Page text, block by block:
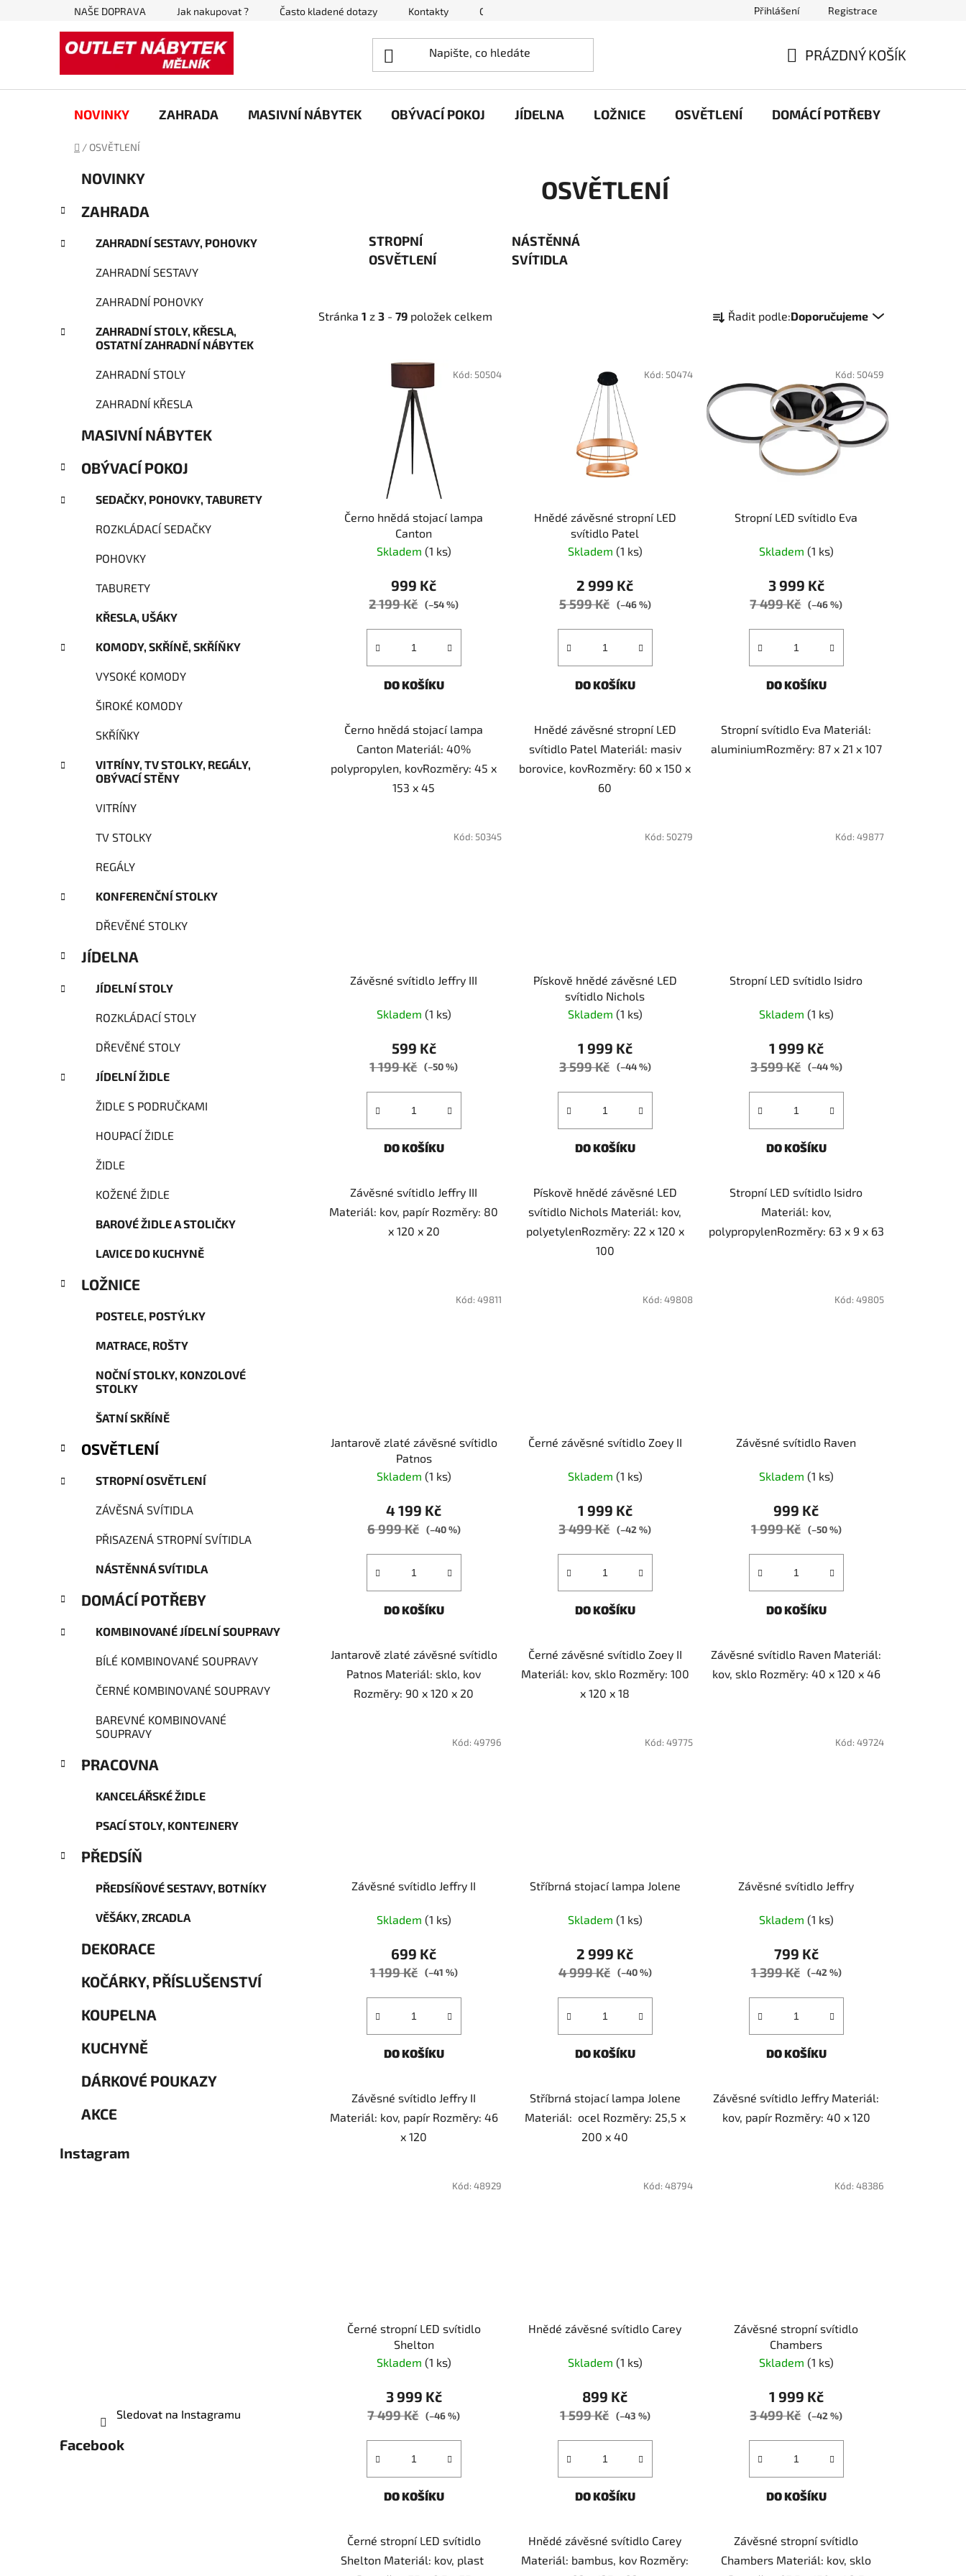
NAŠE DOPRAVA Jak nakupovat ? Často kladené dotazy Kontakty Obchodní podmínky Náš příběh Články
Přihlášení Registrace
KOŠÍK
PRÁZDNÝ KOŠÍK
NOVINKY ZAHRADA MASIVNÍ NÁBYTEK OBÝVACÍ POKOJ JÍDELNA LOŽNICE OSVĚTLENÍ DOMÁCÍ POTŘEBY
Domů
/ OSVĚTLENÍ
s
r
p
kategorie
e
o
NOVINKY
ZAHRADA
ZAHRADNÍ SESTAVY, POHOVKY
ZAHRADNÍ SESTAVY
ZAHRADNÍ POHOVKY
ZAHRADNÍ STOLY, KŘESLA,
OSTATNÍ ZAHRADNÍ NÁBYTEK
ZAHRADNÍ STOLY
ZAHRADNÍ KŘESLA
MASIVNÍ NÁBYTEK
OBÝVACÍ POKOJ
SEDAČKY, POHOVKY, TABURETY
ROZKLÁDACÍ SEDAČKY
POHOVKY
TABURETY
KŘESLA, UŠÁKY
KOMODY, SKŘÍNĚ, SKŘÍŇKY
VYSOKÉ KOMODY
ŠIROKÉ KOMODY
SKŘÍŇKY
VITRÍNY, TV STOLKY, REGÁLY,
OBÝVACÍ STĚNY
VITRÍNY
TV STOLKY
REGÁLY
KONFERENČNÍ STOLKY
DŘEVĚNÉ STOLKY
JÍDELNA
JÍDELNÍ STOLY
ROZKLÁDACÍ STOLY
DŘEVĚNÉ STOLY
JÍDELNÍ ŽIDLE
ŽIDLE S PODRUČKAMI
HOUPACÍ ŽIDLE
ŽIDLE
KOŽENÉ ŽIDLE
BAROVÉ ŽIDLE A STOLIČKY
LAVICE DO KUCHYNĚ
LOŽNICE
POSTELE, POSTÝLKY
MATRACE, ROŠTY
NOČNÍ STOLKY, KONZOLOVÉ
STOLKY
ŠATNÍ SKŘÍNĚ
OSVĚTLENÍ
STROPNÍ OSVĚTLENÍ
ZÁVĚSNÁ SVÍTIDLA
PŘISAZENÁ STROPNÍ SVÍTIDLA
NÁSTĚNNÁ SVÍTIDLA
DOMÁCÍ POTŘEBY
KOMBINOVANÉ JÍDELNÍ SOUPRAVY
BÍLÉ KOMBINOVANÉ SOUPRAVY
ČERNÉ KOMBINOVANÉ SOUPRAVY
BAREVNÉ KOMBINOVANÉ
SOUPRAVY
PRACOVNA
KANCELÁŘSKÉ ŽIDLE
PSACÍ STOLY, KONTEJNERY
PŘEDSÍŇ
PŘEDSÍŇOVÉ SESTAVY, BOTNÍKY
VĚŠÁKY, ZRCADLA
DEKORACE
KOČÁRKY, PŘÍSLUŠENSTVÍ
KOUPELNA
KUCHYNĚ
DÁRKOVÉ POUKAZY
AKCE
Instagram
Sledovat na Instagramu
Facebook
OSVĚTLENÍ
STROPNÍ
OSVĚTLENÍ
NÁSTĚNNÁ
SVÍTIDLA
Stránka 1 z 3 - 79 položek celkem
a
í
p
r
Řadit podle:Doporučujeme
Černo hnědá stojací lampa
Canton
Skladem (1 ks)
999 Kč
2 199 Kč (–54 %)
DO KOŠÍKU
Černo hnědá stojací lampa
Canton Materiál: 40%
polypropylen, kovRozměry: 45 x
153 x 45
Kód: 50504
Hnědé závěsné stropní LED
svítidlo Patel
Skladem (1 ks)
2 999 Kč
5 599 Kč (–46 %)
DO KOŠÍKU
Hnědé závěsné stropní LED
svítidlo Patel Materiál: masiv
borovice, kovRozměry: 60 x 150 x
60
Kód: 50474
Stropní LED svítidlo Eva
Skladem (1 ks)
3 999 Kč
7 499 Kč (–46 %)
DO KOŠÍKU
Stropní svítidlo Eva Materiál:
aluminiumRozměry: 87 x 21 x 107
Kód: 50459
Závěsné svítidlo Jeffry III
Skladem (1 ks)
599 Kč
1 199 Kč (–50 %)
DO KOŠÍKU
Závěsné svítidlo Jeffry III
Materiál: kov, papír Rozměry: 80
x 120 x 20
Kód: 50345
Pískově hnědé závěsné LED
svítidlo Nichols
Skladem (1 ks)
1 999 Kč
3 599 Kč (–44 %)
DO KOŠÍKU
Pískově hnědé závěsné LED
svítidlo Nichols Materiál: kov,
polyetylenRozměry: 22 x 120 x
100
Kód: 50279
Stropní LED svítidlo Isidro
Skladem (1 ks)
1 999 Kč
3 599 Kč (–44 %)
DO KOŠÍKU
Stropní LED svítidlo Isidro
Materiál: kov,
polypropylenRozměry: 63 x 9 x 63
Kód: 49877
Jantarově zlaté závěsné svítidlo
Patnos
Skladem (1 ks)
4 199 Kč
6 999 Kč (–40 %)
DO KOŠÍKU
Jantarově zlaté závěsné svítidlo
Patnos Materiál: sklo, kov
Rozměry: 90 x 120 x 20
Kód: 49811
Černé závěsné svítidlo Zoey II
Skladem (1 ks)
1 999 Kč
3 499 Kč (–42 %)
DO KOŠÍKU
Černé závěsné svítidlo Zoey II
Materiál: kov, sklo Rozměry: 100
x 120 x 18
Kód: 49808
Závěsné svítidlo Raven
Skladem (1 ks)
999 Kč
1 999 Kč (–50 %)
DO KOŠÍKU
Závěsné svítidlo Raven Materiál:
kov, sklo Rozměry: 40 x 120 x 46
Kód: 49805
Závěsné svítidlo Jeffry II
Skladem (1 ks)
699 Kč
1 199 Kč (–41 %)
DO KOŠÍKU
Závěsné svítidlo Jeffry II
Materiál: kov, papír Rozměry: 46
x 120
Kód: 49796
Stříbrná stojací lampa Jolene
Skladem (1 ks)
2 999 Kč
4 999 Kč (–40 %)
DO KOŠÍKU
Stříbrná stojací lampa Jolene
Materiál: ocel Rozměry: 25,5 x
200 x 40
Kód: 49775
Závěsné svítidlo Jeffry
Skladem (1 ks)
799 Kč
1 399 Kč (–42 %)
DO KOŠÍKU
Závěsné svítidlo Jeffry Materiál:
kov, papír Rozměry: 40 x 120
Kód: 49724
Černé stropní LED svítidlo
Shelton
Skladem (1 ks)
3 999 Kč
7 499 Kč (–46 %)
DO KOŠÍKU
Černé stropní LED svítidlo
Shelton Materiál: kov, plast
Kód: 48929
Hnědé závěsné svítidlo Carey
Skladem (1 ks)
899 Kč
1 599 Kč (–43 %)
DO KOŠÍKU
Hnědé závěsné svítidlo Carey
Materiál: bambus, kov Rozměry:
Kód: 48794
Závěsné stropní svítidlo
Chambers
Skladem (1 ks)
1 999 Kč
3 499 Kč (–42 %)
DO KOŠÍKU
Závěsné stropní svítidlo
Chambers Materiál: kov, sklo
Kód: 48386